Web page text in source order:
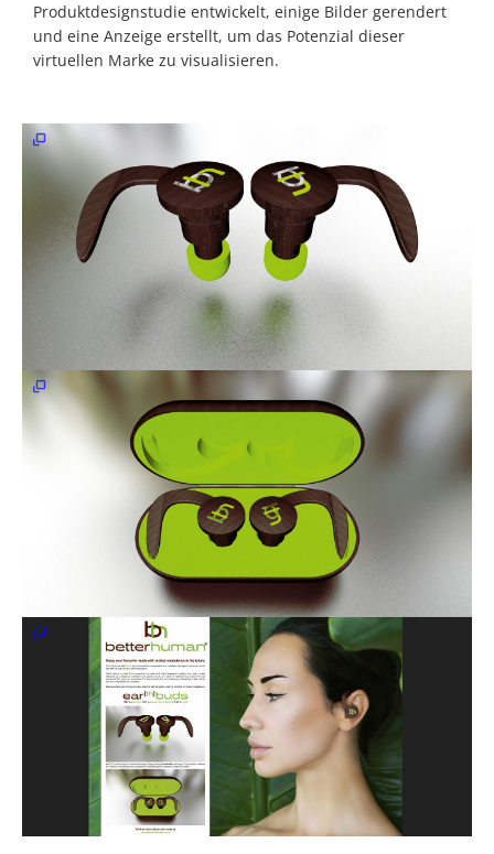
Produktdesignstudie entwickelt, einige Bilder gerendert
und eine Anzeige erstellt, um das Potenzial dieser
virtuellen Marke zu visualisieren.